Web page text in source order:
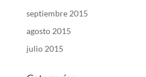
septiembre 2015
agosto 2015
julio 2015